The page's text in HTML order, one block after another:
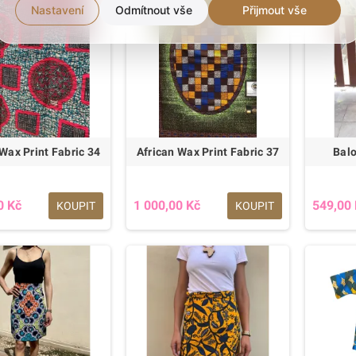
Strengthening
400ml
Kč 299,00 Kč
Cantu Super Shine Hair Silk 180ml
299,00 Kč 349,00 Kč
Print Fabric 34
Kč KOUPIT
African Wax Print Fabric 37
1 000,00 Kč KOUPIT 549,00
Nastavení Odmítnout vše Přijmout vše